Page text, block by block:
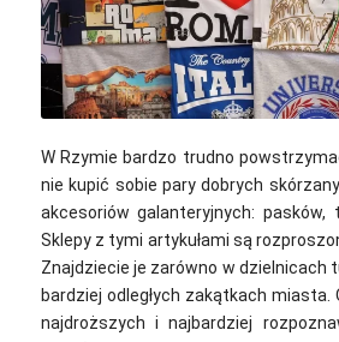
W Rzymie bardzo trudno
nie kupić sobie pary dobrych
akcesoriów galanteryjnych:
Sklepy z tymi artykułami są
Znajdziecie je zarówno w dzielnicach
bardziej odległych zakątkach
najdroższych i najbardziej